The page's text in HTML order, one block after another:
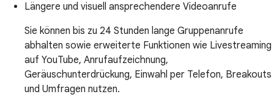
Längere und visuell ansprechendere Videoanrufe
Sie können bis zu 24 Stunden lange Gruppenanrufe
abhalten sowie erweiterte Funktionen wie Livestreaming
auf YouTube, Anrufaufzeichnung,
Geräuschunterdrückung, Einwahl per Telefon, Breakouts
und Umfragen nutzen.